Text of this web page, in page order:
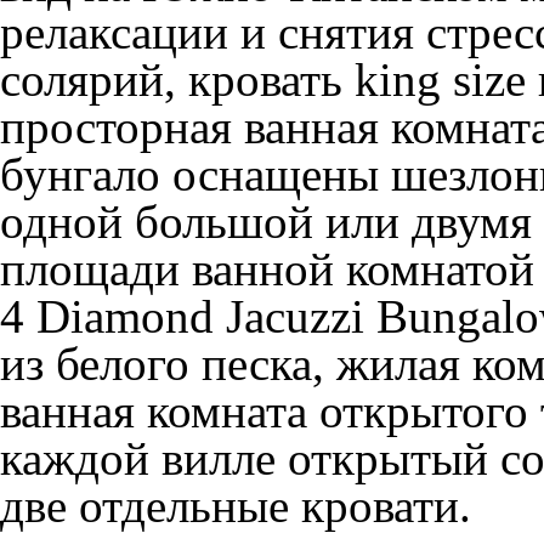
релаксации и снятия
солярий, кровать king
просторная ванная
бунгало оснащены
одной большой или
площади ванной
4 Diamond Jacuzzi
из белого песка, жилая
ванная комната
каждой вилле открытый
две отдельные кровати.